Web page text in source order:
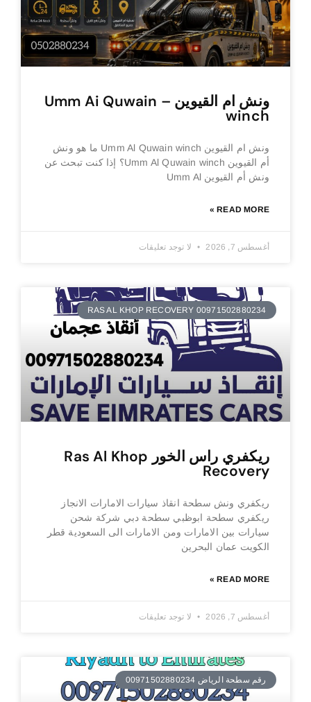
ونش ام القيوين – Umm Ai Quwain
winch
ونش ام القيوين Umm Al Quwain winch ما هو ونش
أم القيوين Umm Al Quwain winch؟ إذا كنت تبحث عن
ونش أم القيوين Umm Al
READ MORE »
أغسطس 7, 2026 لا توجد تعليقات
RAS AL KHOP RECOVERY 00971502880234
ريكفري راس الخور Ras Al Khop
Recovery
ريكفري ونش سطحة انقاذ سيارات الامارات الانجاز
ريكفري سطحة ابوظبي سطحة دبي شركة شحن
سيارات بين الامارات ومن الامارات الى السعودية قطر
الكويت عمان البحرين
READ MORE »
أغسطس 7, 2026 لا توجد تعليقات
رقم سطحة الرياض 00971502880234